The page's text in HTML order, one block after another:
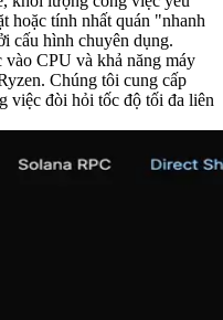
hoặc tính nhất quán "nhanh
cấu hình chuyên dụng.
vào CPU và khả năng máy
Chúng tôi cung cấp
việc đòi hỏi tốc độ tối đa liên